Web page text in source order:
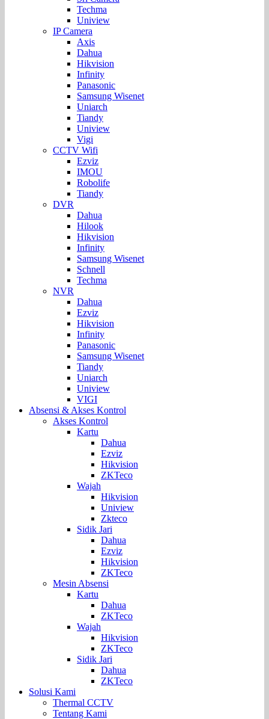
Techma
Uniview
IP Camera
Axis
Dahua
Hikvision
Infinity
Panasonic
Samsung Wisenet
Uniarch
Tiandy
Uniview
Vigi
CCTV Wifi
Ezviz
IMOU
Robolife
Tiandy
DVR
Dahua
Hilook
Hikvision
Infinity
Samsung Wisenet
Schnell
Techma
NVR
Dahua
Ezviz
Hikvision
Infinity
Panasonic
Samsung Wisenet
Tiandy
Uniarch
Uniview
VIGI
Absensi & Akses Kontrol
Akses Kontrol
Kartu
Dahua
Ezviz
Hikvision
ZKTeco
Wajah
Hikvision
Uniview
Zkteco
Sidik Jari
Dahua
Ezviz
Hikvision
ZKTeco
Mesin Absensi
Kartu
Dahua
ZKTeco
Wajah
Hikvision
ZKTeco
Sidik Jari
Dahua
ZKTeco
Solusi Kami
Thermal CCTV
Tentang Kami